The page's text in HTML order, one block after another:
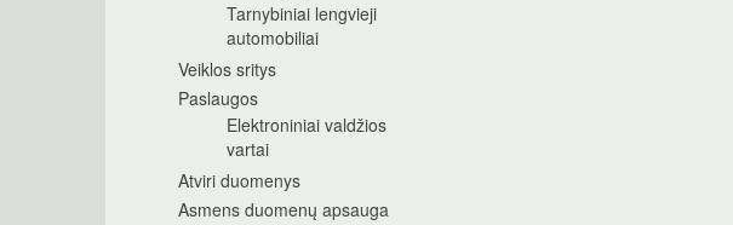
Tarnybiniai lengvieji
automobiliai
Veiklos sritys
Paslaugos
Elektroniniai valdžios
vartai
Atviri duomenys
Asmens duomenų apsauga